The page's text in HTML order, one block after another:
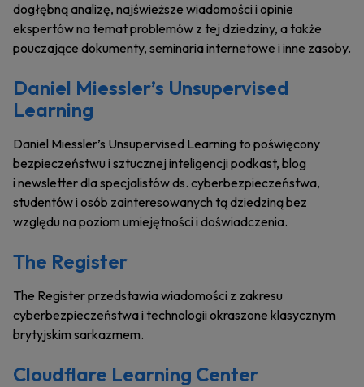
dogłębną analizę, najświeższe wiadomości i opinie
ekspertów na temat problemów z tej dziedziny, a także
pouczające dokumenty, seminaria internetowe i inne zasoby.
Daniel Miessler’s Unsupervised
Learning
Daniel Miessler’s Unsupervised Learning to poświęcony
bezpieczeństwu i sztucznej inteligencji podkast, blog
i newsletter dla specjalistów ds. cyberbezpieczeństwa,
studentów i osób zainteresowanych tą dziedziną bez
względu na poziom umiejętności i doświadczenia.
The Register
The Register przedstawia wiadomości z zakresu
cyberbezpieczeństwa i technologii okraszone klasycznym
brytyjskim sarkazmem.
Cloudflare Learning Center